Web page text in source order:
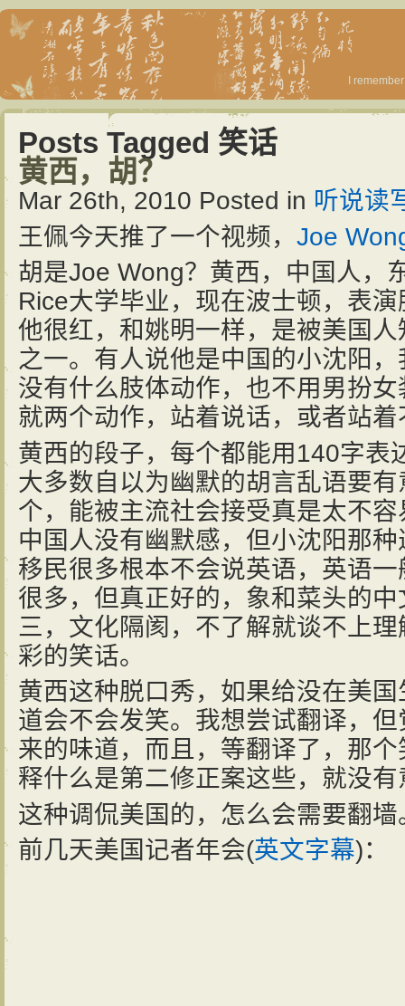
I
Posts Tagged 笑话
黄西，胡？
Mar 26th, 2010 Posted in 听说读
王佩今天推了一个视频， Joe
胡是Joe Wong？黄西，中国人，
Rice大学毕业，现在波士顿，表
他很红，和姚明一样，是被美国
之一。有人说他是中国的小沈阳
没有什么肢体动作，也不用男扮
就两个动作，站着说话，或者站
黄西的段子，每个都能用140字表
大多数自以为幽默的胡言乱语要
个，能被主流社会接受真是太不
中国人没有幽默感，但小沈阳那
移民很多根本不会说英语，英语
很多，但真正好的，象和菜头的
三，文化隔阂，不了解就谈不上
彩的笑话。
黄西这种脱口秀，如果给没在美
道会不会发笑。我想尝试翻译，
来的味道，而且，等翻译了，那
释什么是第二修正案这些，就没
这种调侃美国的，怎么会需要翻墙
前几天美国记者年会(英文字幕)：